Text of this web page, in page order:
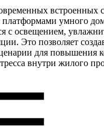
встроенных
платформами умного
с освещением,
Это позволяет
для повышения
внутри жилого